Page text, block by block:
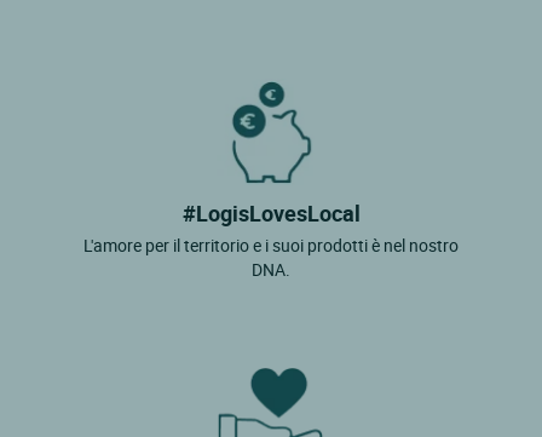
#LogisLovesLocal
L'amore per il territorio e i suoi prodotti è nel nostro
DNA.